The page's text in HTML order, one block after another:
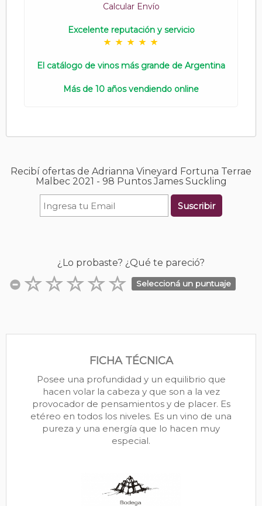
Calcular Envío
Excelente reputación y servicio
El catálogo de vinos más grande de Argentina
Más de 10 años vendiendo online
Recibí ofertas de Adrianna Vineyard Fortuna Terrae
Malbec 2021 - 98 Puntos James Suckling
Suscribir
¿Lo probaste? ¿Qué te pareció?
Seleccioná un puntuaje
FICHA TÉCNICA
Posee una profundidad y un equilibrio que
hacen volar la cabeza y que son a la vez
provocador de pensamientos y de placer. Es
etéreo en todos los niveles. Es un vino de una
pureza y una energía que lo hacen muy
especial.